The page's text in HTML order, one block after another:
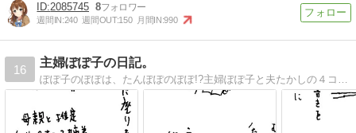
2085745 8
週間IN:240 週間OUT:150 月間IN:990
16
主婦ぽぽ子の日記。